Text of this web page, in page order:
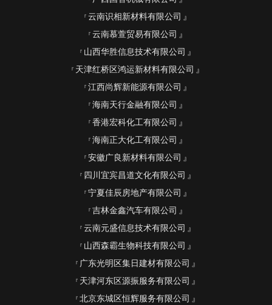
云南识相新材料有限公司
云南慕萱贸易有限公司
山西华胜信息技术有限公司
天津红桥区鸿运新材料有限公司
江西尚辉新能源有限公司
海南天行金融有限公司
香港宏科化工有限公司
海南正大化工有限公司
安徽广良新材料有限公司
四川宜宾昌道文化有限公司
宁夏佳辰房地产有限公司
吉林金鑫汽车有限公司
云南元盛信息技术有限公司
山西森霸生物科技有限公司
广东光明区集日建材有限公司
天津河东区源振服务有限公司
北京东城区恒辉服务有限公司